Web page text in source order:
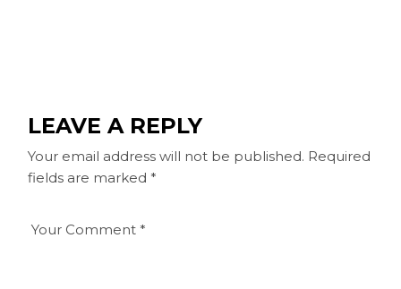
LEAVE A REPLY
Your email address will not be published. Required
fields are marked *